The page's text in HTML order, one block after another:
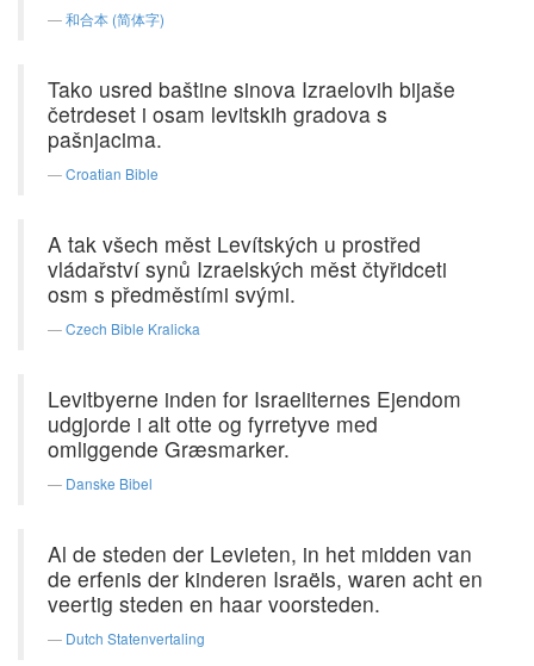
和合本 (简体字)
Tako usred baštine sinova Izraelovih bijaše
četrdeset i osam levitskih gradova s
pašnjacima.
Croatian Bible
A tak všech měst Levítských u prostřed
vládařství synů Izraelských měst čtyřidceti
osm s předměstími svými.
Czech Bible Kralicka
Levitbyerne inden for Israeliternes Ejendom
udgjorde i alt otte og fyrretyve med
omliggende Græsmarker.
Danske Bibel
Al de steden der Levieten, in het midden van
de erfenis der kinderen Israëls, waren acht en
veertig steden en haar voorsteden.
Dutch Statenvertaling